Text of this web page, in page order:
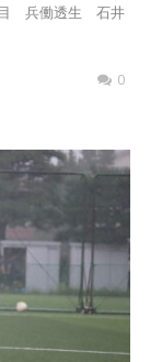
目 兵働透生 石井
0